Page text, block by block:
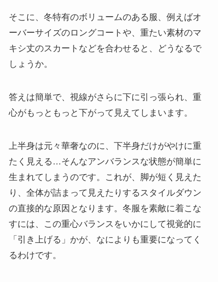
そこに、冬特有のボリュームのある服、例えばオ
ーバーサイズのロングコートや、重たい素材のマ
キシ丈のスカートなどを合わせると、どうなるで
しょうか。
答えは簡単で、 視線がさらに下に引っ張られ、重
心がもっともっと下がって見えてしまいます。
上半身は元々華奢なのに、下半身だけがやけに重
たく見える…そんなアンバランスな状態が簡単に
生まれてしまうのです。これが、脚が短く見えた
り、全体が詰まって見えたりするスタイルダウン
の直接的な原因となります。冬服を素敵に着こな
すには、この重心バランスをいかにして視覚的に
「引き上げる」かが、なによりも重要になってく
るわけです。